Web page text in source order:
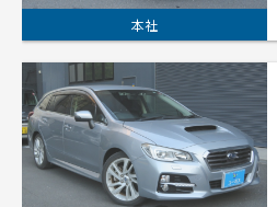
本社